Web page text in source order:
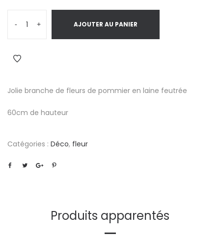
- + AJOUTER AU PANIER
Jolie branche de fleurs de pommier en laine feutrée
60cm de hauteur
Catégories : Déco, fleur
Produits apparentés